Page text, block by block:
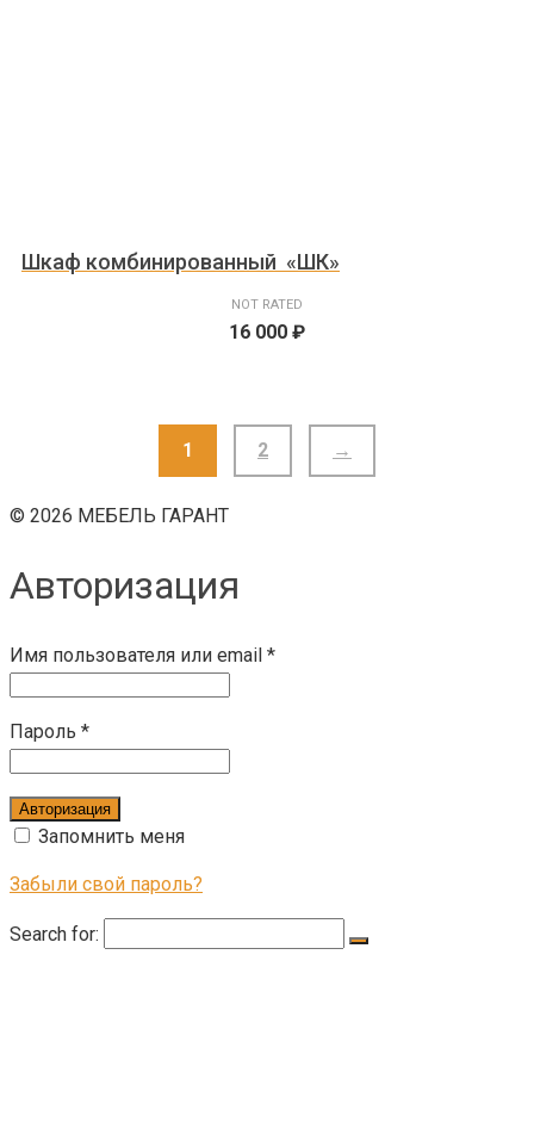
Шкаф комбинированный «ШК»
NOT RATED
16 000 ₽
1 2 →
© 2026 МЕБЕЛЬ ГАРАНТ
Авторизация
Имя пользователя или email *
Пароль *
Авторизация
Запомнить меня
Забыли свой пароль?
Search for: